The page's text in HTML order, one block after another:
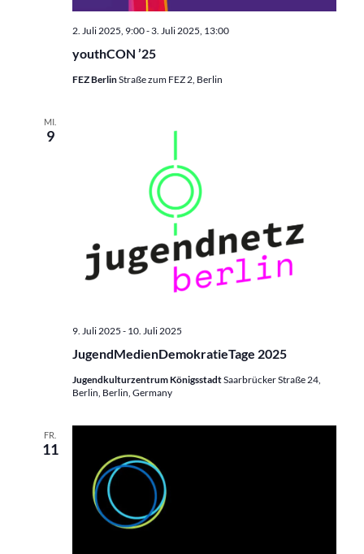
youthCON ’25
2. Juli 2025, 9:00- 3. Juli 2025, 13:00
FEZ BerlinStraße zum FEZ 2, Berlin
MI.
9
JugendMedienDemokratieTage 2025
9. Juli 2025 - 10. Juli 2025
Jugendkulturzentrum KönigsstadtSaarbrücker Straße 24,
Berlin, Berlin, Germany
FR.
11